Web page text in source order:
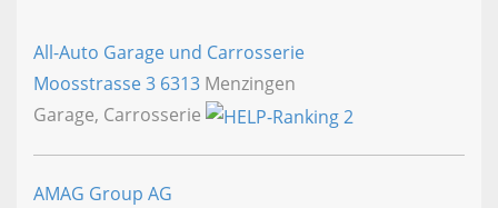
All-Auto Garage und Carrosserie
Moosstrasse 3 6313 Menzingen
Garage, Carrosserie
AMAG Group AG